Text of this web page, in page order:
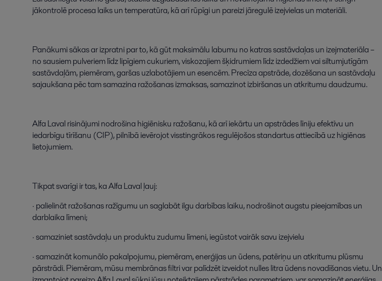
jākontrolēprocesa laiksuntemperatūra,kāarīrūpīgiun pareizijāregulēizejvielasun materiāli.
Panākumisākasarizpratniparto,kāgūtmaksimālu labumu no katrassastāvdaļasun izejmateriāla–
nosausiempulveriemlīdzlipīgiemcukuriem,viskozajiemšķidrumiemlīdzizdedžiemvaisiltumjutīgām
sastāvdaļām,piemēram,garšasuzlabotājiemunesencēm.Precīzaapstrāde,dozēšana unsastāvdaļu
sajaukšana pēctamsamazina ražošanasizmaksas,samazinotizbiršanasunatkritumudaudzumu.
Alfa Lavalrisinājuminodrošina higiēnisku ražošanu,kāarīiekārtu unapstrādeslīnijuefektīvu un
iedarbīgutīrīšanu (CIP),pilnībā ievērojotvisstingrākosregulējošosstandartusattiecībā uzhigiēnas
lietojumiem.
Tikpatsvarīgiirtas,kaAlfa Lavalļauj:
· palielinātražošanasražīgumu unsaglabātilgudarbībaslaiku,nodrošinotaugstu pieejamībasun
darblaika līmeni;
·samazinietsastāvdaļu un produktuzudumu līmeni,iegūstotvairāksavu izejvielu
·samazinātkomunālo pakalpojumu,piemēram,enerģijasun ūdens,patēriņu unatkritumu plūsmu
pārstrādi.Piemēram,mūsu membrānasfiltrivarpalīdzētizveidotnulleslitra ūdensnovadīšanasvietu.Un